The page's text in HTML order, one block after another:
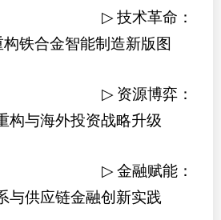
技术革命：
铁合金智能制造新版图
资源博弈：
构与海外投资战略升级
金融赋能：
与供应链金融创新实践